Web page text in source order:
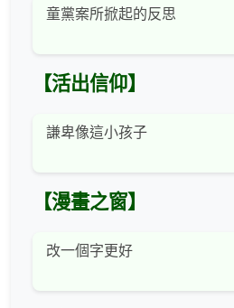
童黨案所掀起的反思
【活出信仰】
謙卑像這小孩子
【漫畫之窗】
改一個字更好